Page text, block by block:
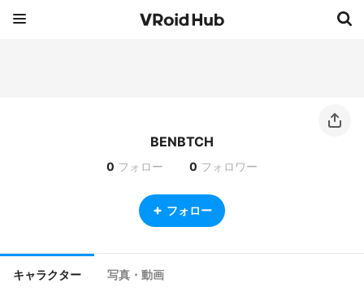
BENBTCH
0 フォロー 0 フォロワー
フォロー
キャラクター 写真・動画